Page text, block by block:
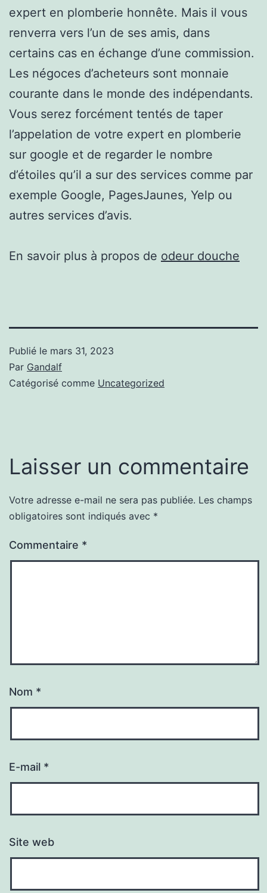
expert en plomberie honnête. Mais il vous
renverra vers l’un de ses amis, dans
certains cas en échange d’une commission.
Les négoces d’acheteurs sont monnaie
courante dans le monde des indépendants.
Vous serez forcément tentés de taper
l’appelation de votre expert en plomberie
sur google et de regarder le nombre
d’étoiles qu’il a sur des services comme par
exemple Google, PagesJaunes, Yelp ou
autres services d’avis.
En savoir plus à propos de odeur douche
Publié le mars 31, 2023
Par Gandalf
Catégorisé comme Uncategorized
Laisser un commentaire
Votre adresse e-mail ne sera pas publiée. Les champs
obligatoires sont indiqués avec *
Commentaire *
Nom *
E-mail *
Site web